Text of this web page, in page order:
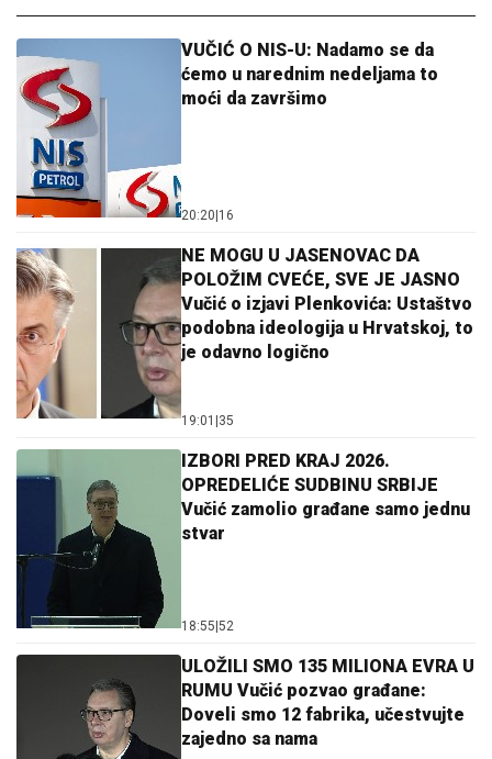
VUČIĆ O NIS-U: Nadamo se da
ćemo u narednim nedeljama to
moći da završimo
20:20|16
NE MOGU U JASENOVAC DA
POLOŽIM CVEĆE, SVE JE JASNO
Vučić o izjavi Plenkovića: Ustaštvo
podobna ideologija u Hrvatskoj, to
je odavno logično
19:01 |35
IZBORI PRED KRAJ 2026.
OPREDELIĆE SUDBINU SRBIJE
Vučić zamolio građane samo jednu
stvar
18:55|52
ULOŽILI SMO 135 MILIONA EVRA U
RUMU Vučić pozvao građane:
Doveli smo 12 fabrika, učestvujte
zajedno sa nama